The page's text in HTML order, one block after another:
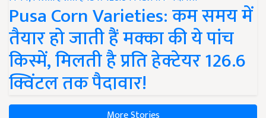
Pusa Corn Varieties: कम समय में
तैयार हो जाती हैं मक्का की ये पांच
किस्में, मिलती है प्रति हेक्टेयर 126.6
क्विंटल तक पैदावार!